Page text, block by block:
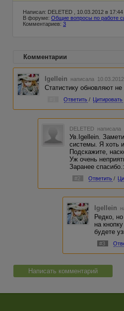
Написал: DELETED , 10.03.2012 в 17:44
В форуме: Общие вопросы по работе
Комментариев: 3
Комментарии
Igellein написала
Статистику обновляют
Ответить / Цитировать
DELETED написала
Ув.Igellein.
системы. Я хоть
Подскажите,
Уж очень
Заранее
#2 Ответить /
Igellein
Редко,
на
будете
#3
Написать комментарий